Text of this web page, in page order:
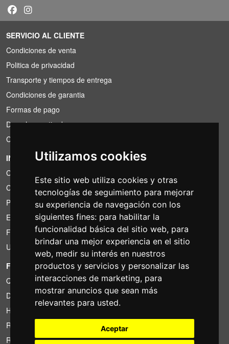
Utilizamos cookies
Este sitio web utiliza cookies y otras
tecnologías de seguimiento para mejorar
su experiencia de navegación con los
siguientes fines: para habilitar la
funcionalidad básica del sitio web, para
brindar una mejor experiencia en el sitio
web, medir su interés en nuestros
productos y servicios y personalizar las
interacciones de marketing, para
mostrar anuncios que sean más
relevantes para usted.
Aceptar
SERVICIO AL CLIENTE
Condiciones de venta
Politica de privacidad
Transporte y tiempos de entrega
Condiciones de garantia
Formas de pago
Derecho a retirada
Condiciones de IVA
INFORMACIÓN
Condiciones de alquiler
Cotizaciones
Paquetes de ahorro
Encontrado por menos?
Financiacion
Uso
FOTOCOLOMBO.IT
Quienes somos
Donde estamos
Horario de la tienda
Resenas sobre Trovaprezzi
Resenas sobre Google